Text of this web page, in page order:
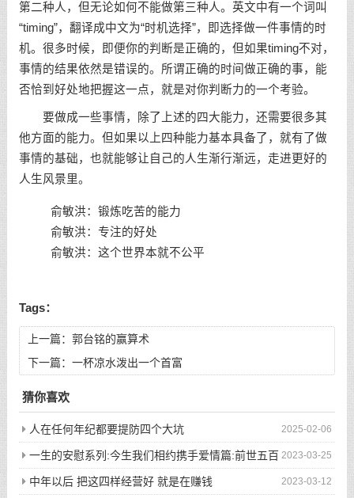
第二种人，但无论如何不能做第三种人。英文中有一个词叫
“timing”，翻译成中文为“时机选择”，即选择做一件事情的时
机。很多时候，即便你的判断是正确的，但如果timing不对，
事情的结果依然是错误的。所谓正确的时间做正确的事，能
否恰到好处地把握这一点，就是对你判断力的一个考验。
要做成一些事情，除了上述的四大能力，还需要很多其
他方面的能力。但如果以上四种能力基本具备了，就有了做
事情的基础，也就能够让自己的人生渐行渐远，走进更好的
人生风景里。
俞敏洪：锻炼吃苦的能力
俞敏洪：专注的好处
俞敏洪：这个世界本就不公平
Tags：
上一篇： 郭台铭的赢算术
下一篇： 一杯凉水泼出一个首富
猜你喜欢
2025-02-06
人在任何年纪都要提防四个大坑
2023-03-25
一生的安慰系列:今生我们相约携手爱情篇:前世五百
次的回眸才换来今生的相遇
2023-03-12
中年以后 把这四样经营好 就是在赚钱